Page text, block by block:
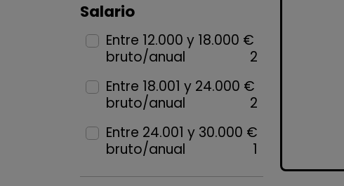
Salario
Entre 12.000 y 18.000 €
bruto/anual
2
Entre 18.001 y 24.000 €
bruto/anual
2
Entre 24.001 y 30.000 €
bruto/anual
1